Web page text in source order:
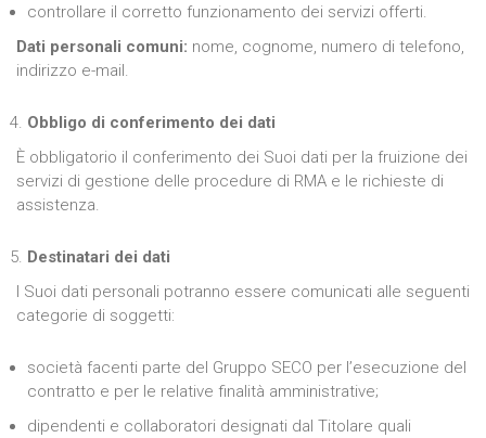
controllare il corretto funzionamento dei servizi offerti.
Dati personali comuni: nome, cognome, numero di telefono,
indirizzo e-mail.
Obbligo di conferimento dei dati
È obbligatorio il conferimento dei Suoi dati per la fruizione dei
servizi di gestione delle procedure di RMA e le richieste di
assistenza.
Destinatari dei dati
I Suoi dati personali potranno essere comunicati alle seguenti
categorie di soggetti:
società facenti parte del Gruppo SECO per l’esecuzione del
contratto e per le relative finalità amministrative;
dipendenti e collaboratori designati dal Titolare quali